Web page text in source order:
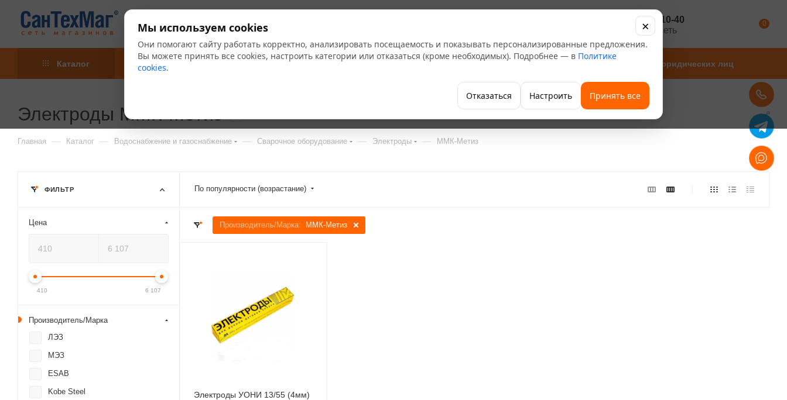
+7 347 246-10-40
розничная сеть
0
Каталог Акции Бренды Компания Для юридических лиц
Электроды ММК-Метиз
Главная — Каталог — Водоснабжение и газоснабжение — Сварочное оборудование — Электроды — ММК-Метиз
По популярности (возрастание)
Производитель/Марка: ММК-Метиз
Электроды УОНИ 13/55 (4мм)
ФИЛЬТР
Цена
410 6 107
Производитель/Марка
ЛЭЗ
МЭЗ
ESAB
Kobe Steel
Мы используем cookies
Они помогают сайту работать корректно, анализировать посещаемость и показывать персонализированные предложения.
Вы можете принять все cookies, настроить категории или отказаться (кроме необходимых). Подробнее — в Политике
cookies.
Отказаться Настроить Принять все
×